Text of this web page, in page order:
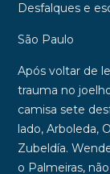
Desfalques e
São Paulo
Após voltar de
trauma no
camisa sete
lado, Arboleda,
Zubeldía.
o Palmeiras,